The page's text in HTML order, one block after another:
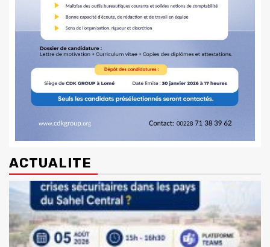
ACTUALITE